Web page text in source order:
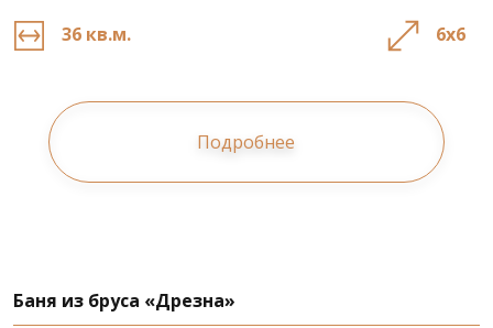
36 кв.м. 6х6
Подробнее
Баня из бруса «Дрезна»